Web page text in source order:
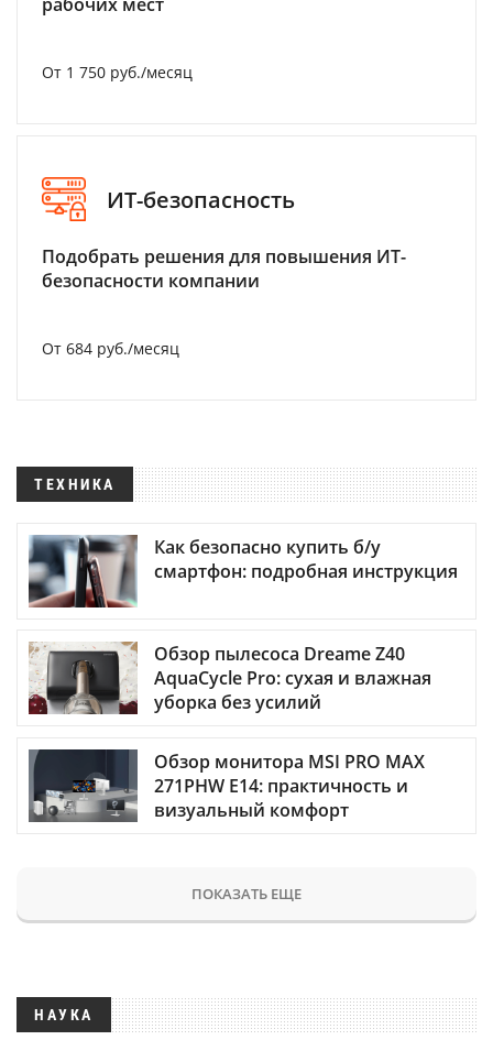
От 1 750 руб./месяц
ИТ-безопасность
Подобрать решения для повышения ИТ-
безопасности компании
От 684 руб./месяц
ТЕХНИКА
Как безопасно купить б/у
смартфон: подробная инструкция
Обзор пылесоса Dreame Z40
AquaCycle Pro: сухая и влажная
уборка без усилий
Обзор монитора MSI PRO MAX
271PHW E14: практичность и
визуальный комфорт
ПОКАЗАТЬ ЕЩЕ
НАУКА